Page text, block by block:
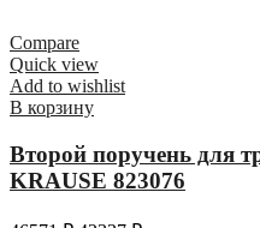
Compare
Quick view
Add to wishlist
В корзину
Второй поручень для
KRAUSE 823076